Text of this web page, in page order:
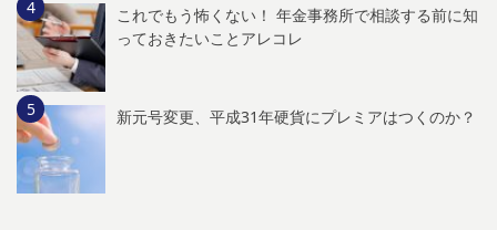
これでもう怖くない！ 年金事務所で相談する前に知
っておきたいことアレコレ
新元号変更、平成31年硬貨にプレミアはつくのか？